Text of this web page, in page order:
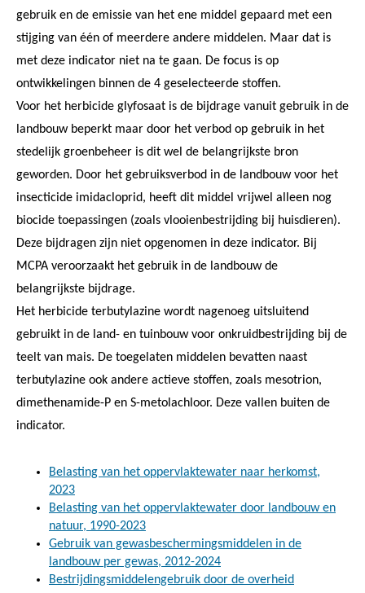
gebruik en de emissie van het ene middel gepaard met een
stijging van één of meerdere andere middelen. Maar dat is
met deze indicator niet na te gaan. De focus is op
ontwikkelingen binnen de 4 geselecteerde stoffen.
Voor het herbicide glyfosaat is de bijdrage vanuit gebruik in de
landbouw beperkt maar door het verbod op gebruik in het
stedelijk groenbeheer is dit wel de belangrijkste bron
geworden. Door het gebruiksverbod in de landbouw voor het
insecticide imidacloprid, heeft dit middel vrijwel alleen nog
biocide toepassingen (zoals vlooienbestrijding bij huisdieren).
Deze bijdragen zijn niet opgenomen in deze indicator. Bij
MCPA veroorzaakt het gebruik in de landbouw de
belangrijkste bijdrage.
Het herbicide terbutylazine wordt nagenoeg uitsluitend
gebruikt in de land- en tuinbouw voor onkruidbestrijding bij de
teelt van mais. De toegelaten middelen bevatten naast
terbutylazine ook andere actieve stoffen, zoals mesotrion,
dimethenamide-P en S-metolachloor. Deze vallen buiten de
indicator.
Belasting van het oppervlaktewater naar herkomst,
2023
Belasting van het oppervlaktewater door landbouw en
natuur, 1990-2023
Gebruik van gewasbeschermingsmiddelen in de
landbouw per gewas, 2012-2024
Bestrijdingsmiddelengebruik door de overheid